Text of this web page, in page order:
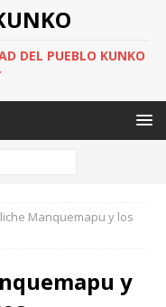
DEL PUEBLO KUNKO
Manquemapu y los
y